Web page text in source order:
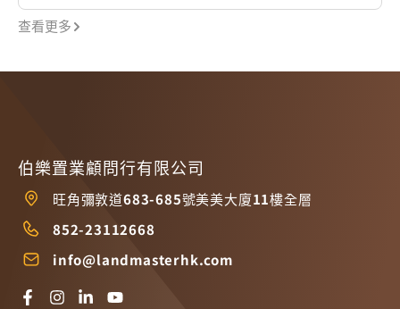
查看更多
伯樂置業顧問行有限公司
旺角彌敦道683-685號美美大廈11樓全層
852-23112668
info@landmasterhk.com